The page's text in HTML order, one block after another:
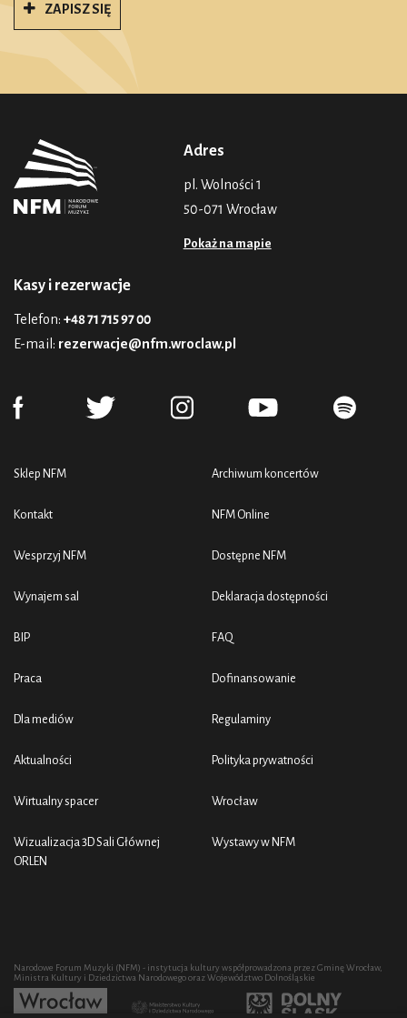
ZAPISZ SIĘ
Adres
pl. Wolności 1
50-071 Wrocław
Pokaż na mapie
Kasy i rezerwacje
Telefon: +48 71 715 97 00
E-mail: rezerwacje@nfm.wroclaw.pl
Sklep NFM
Kontakt
Wesprzyj NFM
Wynajem sal
BIP
Praca
Dla mediów
Aktualności
Wirtualny spacer
Wizualizacja 3D Sali Głównej
ORLEN
Archiwum koncertów
NFM Online
Dostępne NFM
Deklaracja dostępności
FAQ
Dofinansowanie
Regulaminy
Polityka prywatności
Wrocław
Wystawy w NFM
Narodowe Forum Muzyki (NFM) - instytucja kultury współprowadzona przez Gminę Wrocław,
Ministra Kultury i Dziedzictwa Narodowego oraz Województwo Dolnośląskie